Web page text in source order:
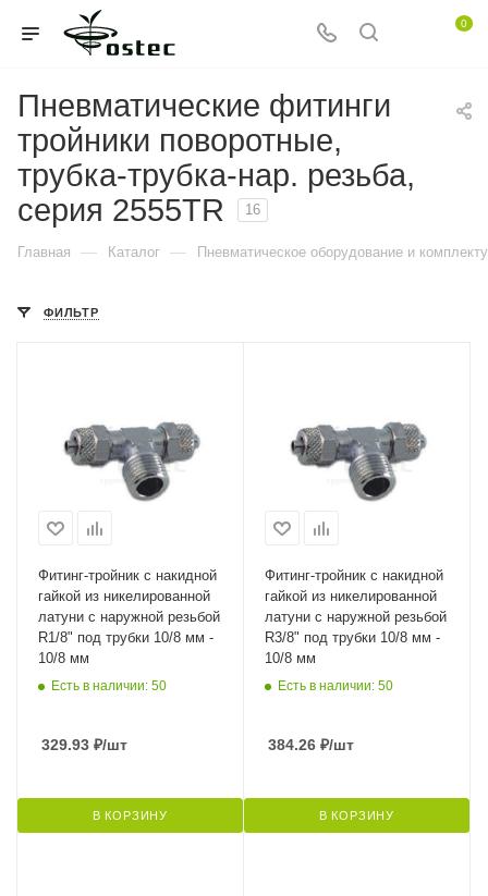
0
Пневматические фитинги
тройники поворотные,
трубка-трубка-нар. резьба,
серия 2555TR
16
Главная — Каталог — Пневматическое оборудование и
ФИЛЬТР
Фитинг-тройник с накидной
гайкой из никелированной
латуни с наружной резьбой
R1/8" под трубки 10/8 мм -
10/8 мм
Есть в наличии: 50
329.93 ₽/шт
В КОРЗИНУ
Фитинг-тройник с накидной
гайкой из никелированной
латуни с наружной резьбой
R3/8" под трубки 10/8 мм -
10/8 мм
Есть в наличии: 50
384.26 ₽/шт
В КОРЗИНУ